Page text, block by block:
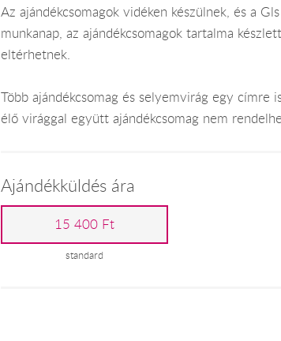
Az ajándékcsomagok vidéken készülnek, és a
munkanap, az ajándékcsomagok tartalma
eltérhetnek.
Több ajándékcsomag és selyemvirág egy
élő virággal együtt ajándékcsomag nem
Ajándékküldés ára
15 400 Ft
standard